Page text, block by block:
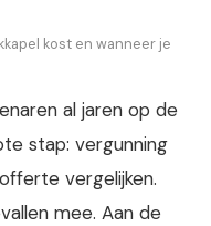
kost en wanneer je
al jaren op de
stap: vergunning
vergelijken.
mee. Aan de